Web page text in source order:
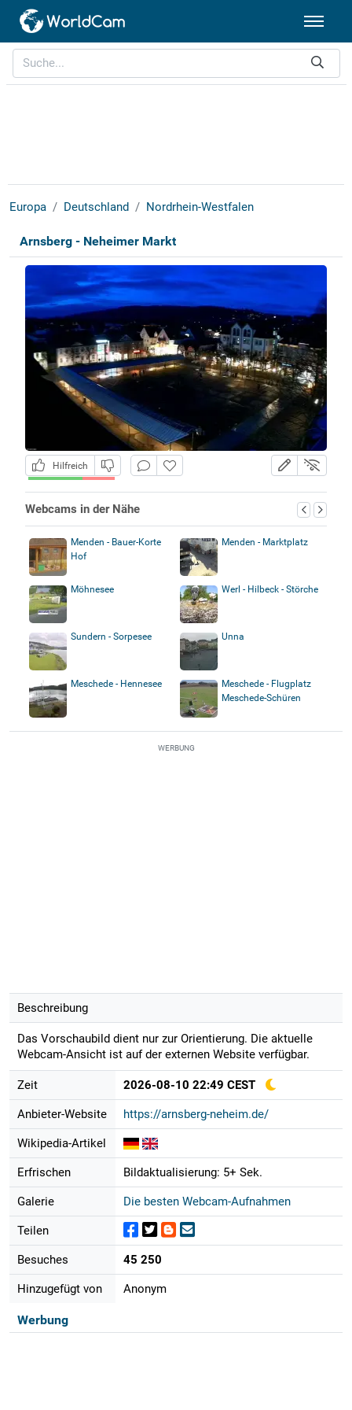
Europa Deutschland Nordrhein-Westfalen
Arnsberg - Neheimer Markt
Hilfreich
Webcams in der Nähe
Menden - Bauer-Korte
Hof
Menden - Marktplatz
Möhnesee Werl - Hilbeck - Störche
Sundern - Sorpesee Unna
Meschede - Hennesee
Meschede - Flugplatz
Meschede-Schüren
WERBUNG
Beschreibung
Das Vorschaubild dient nur zur Orientierung. Die aktuelle
Webcam-Ansicht ist auf der externen Website verfügbar.
Zeit 2026-08-10 22:49 CEST
Anbieter-Website https://arnsberg-neheim.de/
Wikipedia-Artikel
Erfrischen Bildaktualisierung: 5+ Sek.
Galerie Die besten Webcam-Aufnahmen
Teilen
Besuches 45 250
Hinzugefügt von Anonym
Werbung